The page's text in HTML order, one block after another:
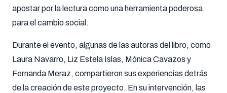
apostar por la lectura como una herramienta poderosa
para el cambio social.
Durante el evento, algunas de las autoras del libro, como
Laura Navarro, Liz Estela Islas, Mónica Cavazos y
Fernanda Meraz, compartieron sus experiencias detrás
de la creación de este proyecto. En su intervención, las